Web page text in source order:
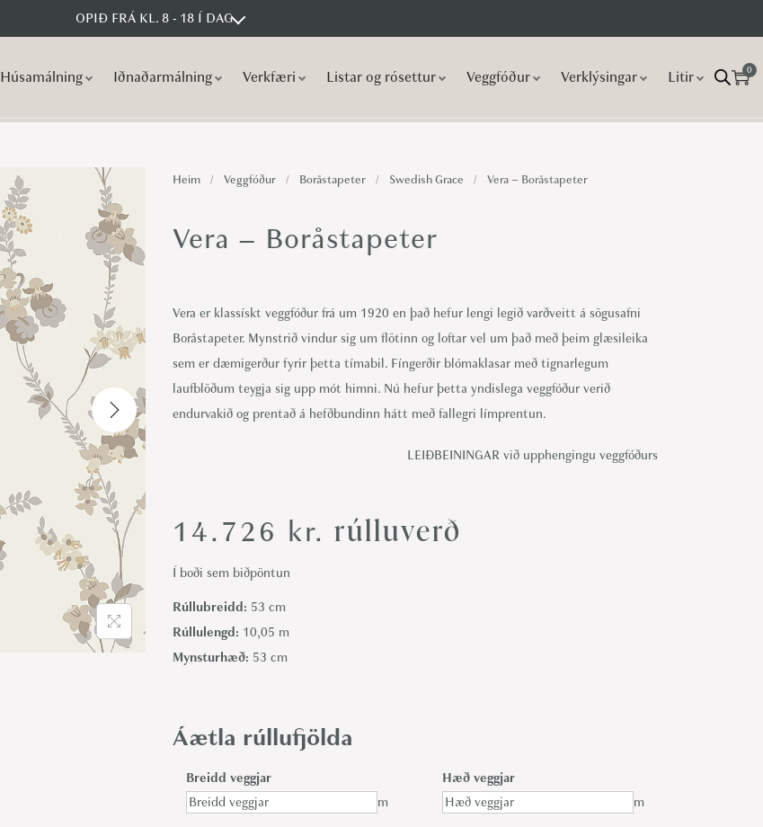
OPIÐ FRÁ KL. 8 - 18 Í DAG
Húsamálning Iðnaðarmálning Verkfæri Listar og rósettur Veggfóður Verklýsingar Litir 0
Vera – Boråstapeter
Heim / Veggfóður / Boråstapeter / Swedish Grace / Vera – Boråstapeter
14.726 kr. rúlluverð
Vera er klassískt veggfóður frá um 1920 en það hefur lengi legið varðveitt á sögusafni
Boråstapeter. Mynstrið vindur sig um flötinn og loftar vel um það með þeim glæsileika
sem er dæmigerður fyrir þetta tímabil. Fíngerðir blómaklasar með tignarlegum
laufblöðum teygja sig upp mót himni. Nú hefur þetta yndislega veggfóður verið
endurvakið og prentað á hefðbundinn hátt með fallegri límprentun.
LEIÐBEININGAR við upphengingu veggfóðurs
Í boði sem biðpöntun
Rúllubreidd: 53 cm
Rúllulengd: 10,05 m
Mynsturhæð: 53 cm
Áætla rúllufjölda
Breidd veggjar
m
Hæð veggjar
m